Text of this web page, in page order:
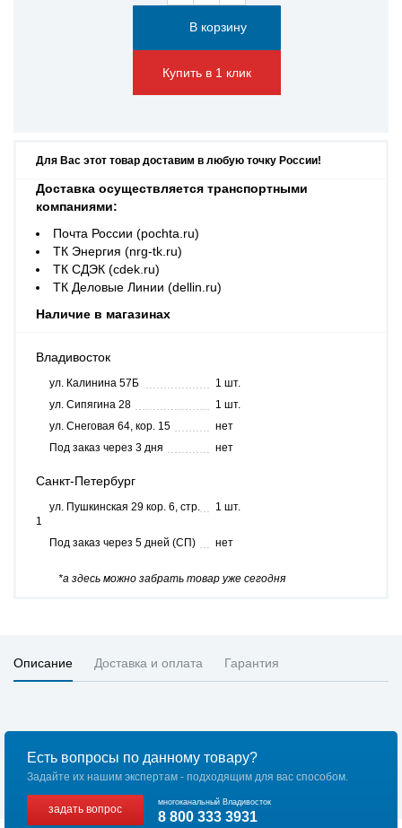
Купить в 1 клик
Для Вас этот товар доставим в любую точку России!
Доставка осуществляется транспортными
компаниями:
Почта России (pochta.ru)
ТК Энергия (nrg-tk.ru)
ТК СДЭК (cdek.ru)
ТК Деловые Линии (dellin.ru)
Наличие в магазинах
Владивосток
ул. Калинина 57Б
1 шт.
ул. Сипягина 28
1 шт.
ул. Снеговая 64, кор. 15
нет
Под заказ через 3 дня
нет
Санкт-Петербург
ул. Пушкинская 29 кор. 6, стр.
1
1 шт.
Под заказ через 5 дней (СП) нет
*а здесь можно забрать товар уже сегодня
Описание Доставка и оплата Гарантия
Есть вопросы по данному товару?
Задайте их нашим экспертам - подходящим для вас способом.
задать вопрос
многоканальный Владивосток
8 800 333 3931